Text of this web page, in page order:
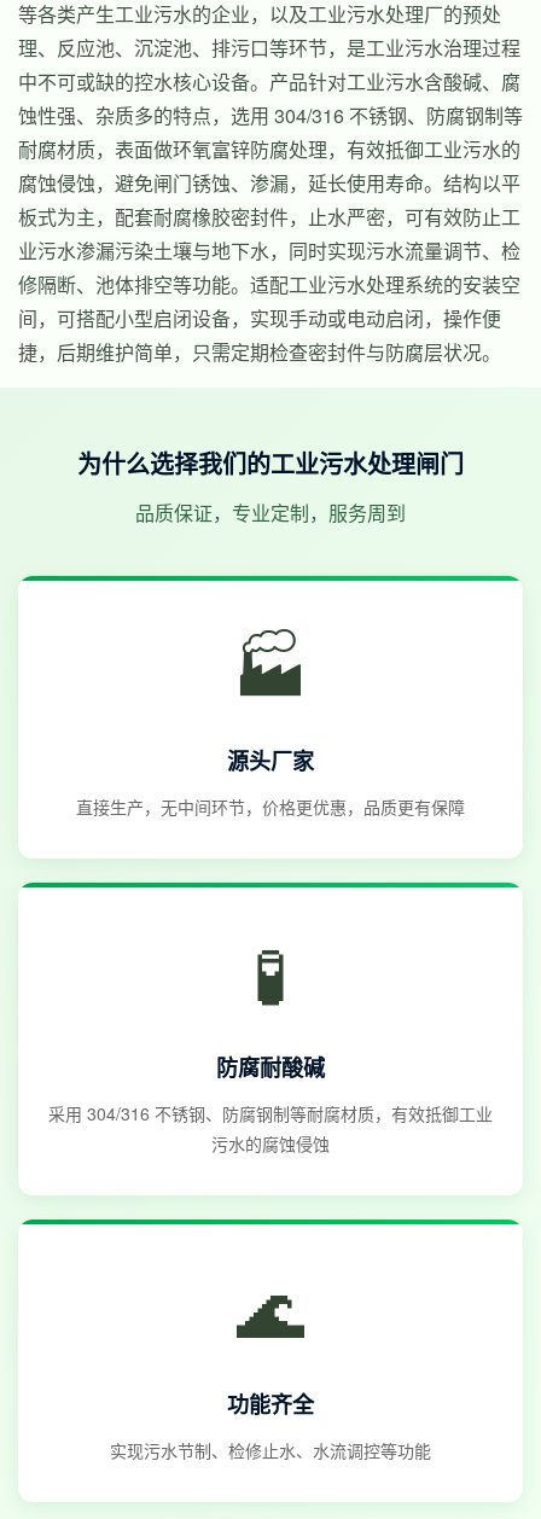
等各类产生工业污水的企业，以及工业污水处理厂的预处
理、反应池、沉淀池、排污口等环节，是工业污水治理过程
中不可或缺的控水核心设备。产品针对工业污水含酸碱、腐
蚀性强、杂质多的特点，选用 304/316 不锈钢、防腐钢制等
耐腐材质，表面做环氧富锌防腐处理，有效抵御工业污水的
腐蚀侵蚀，避免闸门锈蚀、渗漏，延长使用寿命。结构以平
板式为主，配套耐腐橡胶密封件，止水严密，可有效防止工
业污水渗漏污染土壤与地下水，同时实现污水流量调节、检
修隔断、池体排空等功能。适配工业污水处理系统的安装空
间，可搭配小型启闭设备，实现手动或电动启闭，操作便
捷，后期维护简单，只需定期检查密封件与防腐层状况。
为什么选择我们的工业污水处理闸门
品质保证，专业定制，服务周到
🏭
源头厂家
直接生产，无中间环节，价格更优惠，品质更有保障
🧪
防腐耐酸碱
采用 304/316 不锈钢、防腐钢制等耐腐材质，有效抵御工业
污水的腐蚀侵蚀
🌊
功能齐全
实现污水节制、检修止水、水流调控等功能